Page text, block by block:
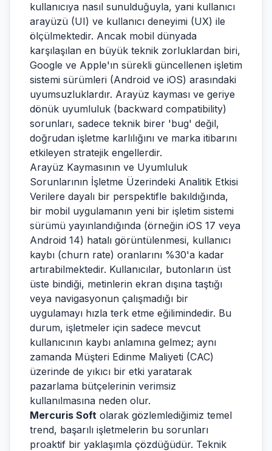
kullanıcıya nasıl sunulduğuyla, yani kullanıcı
arayüzü (UI) ve kullanıcı deneyimi (UX) ile
ölçülmektedir. Ancak mobil dünyada
karşılaşılan en büyük teknik zorluklardan biri,
Google ve Apple'ın sürekli güncellenen işletim
sistemi sürümleri (Android ve iOS) arasındaki
uyumsuzluklardır. Arayüz kayması ve geriye
dönük uyumluluk (backward compatibility)
sorunları, sadece teknik birer 'bug' değil,
doğrudan işletme karlılığını ve marka itibarını
etkileyen stratejik engellerdir.
Arayüz Kaymasının ve Uyumluluk
Sorunlarının İşletme Üzerindeki Analitik Etkisi
Verilere dayalı bir perspektifle bakıldığında,
bir mobil uygulamanın yeni bir işletim sistemi
sürümü yayınlandığında (örneğin iOS 17 veya
Android 14) hatalı görüntülenmesi, kullanıcı
kaybı (churn rate) oranlarını %30'a kadar
artırabilmektedir. Kullanıcılar, butonların üst
üste bindiği, metinlerin ekran dışına taştığı
veya navigasyonun çalışmadığı bir
uygulamayı hızla terk etme eğilimindedir. Bu
durum, işletmeler için sadece mevcut
kullanıcının kaybı anlamına gelmez; aynı
zamanda Müşteri Edinme Maliyeti (CAC)
üzerinde de yıkıcı bir etki yaratarak
pazarlama bütçelerinin verimsiz
kullanılmasına neden olur.
Mercuris Soft olarak gözlemlediğimiz temel
trend, başarılı işletmelerin bu sorunları
proaktif bir yaklaşımla çözdüğüdür. Teknik